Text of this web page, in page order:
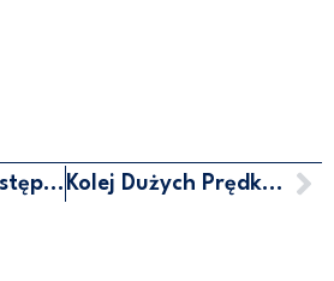
Rozbudowa dostępu kolejowego do zachodniej części Portu Gdynia – przebudowa i elektryfikacja Kolej Dużych Prędkości Łódź